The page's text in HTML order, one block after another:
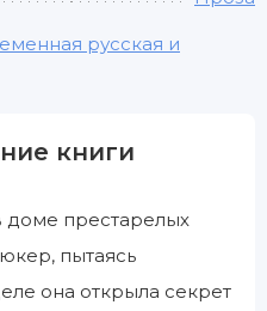
русская и
книги
доме престарелых
пытаясь
она открыла секрет